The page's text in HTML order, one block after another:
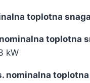
toplotna
toplotna
kW
nominalna